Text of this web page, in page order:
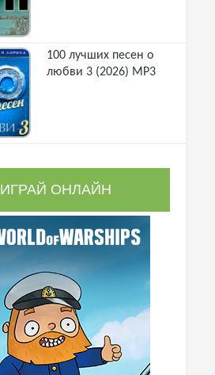
100 лучших песен о
любви 3 (2026) MP3
ИГРАЙ ОНЛАЙН